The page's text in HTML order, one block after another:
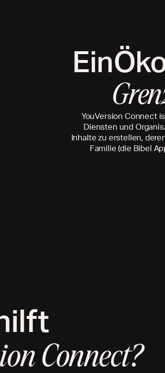
Ein
YouVersion Connect
Diensten und
Inhalte zu erstellen,
Familie (die Bibel
Connect?